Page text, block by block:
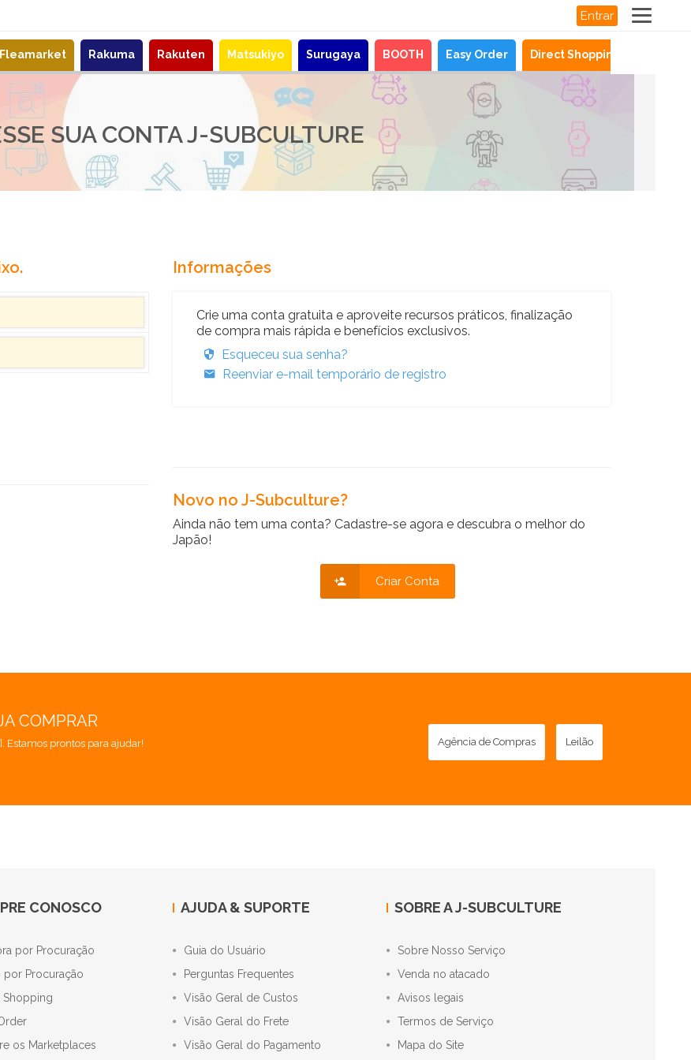
Entrar
Rakuma Rakuten Matsukiyo Surugaya BOOTH Easy Order Direct Shopping
SUA CONTA J-SUBCULTURE
Informações
Crie uma conta gratuita e aproveite recursos práticos, finalização
de compra mais rápida e benefícios exclusivos.
Esqueceu sua senha?
Reenviar e-mail temporário de registro
Novo no J-Subculture?
Ainda não tem uma conta? Cadastre-se agora e descubra o melhor do
Japão!
Criar Conta
COMPRAR
]. Estamos prontos para ajudar! Agência de Compras Leilão
CONOSCO
por Procuração
por Procuração
Shopping
os Marketplaces
AJUDA & SUPORTE
Guia do Usuário
Perguntas Frequentes
Visão Geral de Custos
Visão Geral do Frete
Visão Geral do Pagamento
SOBRE A J-SUBCULTURE
Sobre Nosso Serviço
Venda no atacado
Avisos legais
Termos de Serviço
Mapa do Site